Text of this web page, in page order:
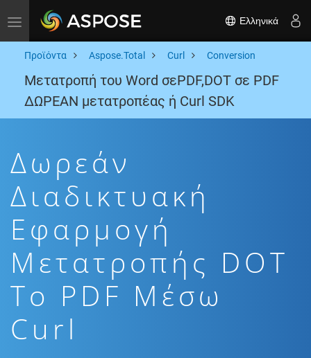
Toggle navigation Ελληνικά
Προϊόντα Aspose.Total Curl Conversion
Μετατροπή του Word σεPDF,DOT σε PDF
ΔΩΡΕΑΝ μετατροπέας ή Curl SDK
Δωρεάν
Διαδικτυακή
Εφαρμογή
Μετατροπής DOT
To PDF Μέσω
Curl